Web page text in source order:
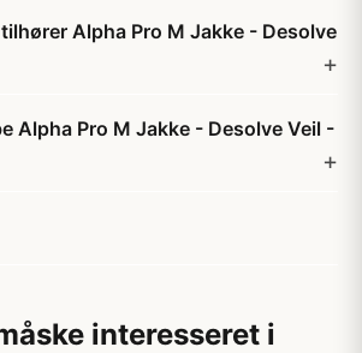
Alpha Pro M Jakke - Desolve
Alpha Pro M Jakke - Desolve Veil -
interesseret i